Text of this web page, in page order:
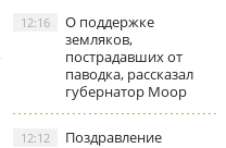
О поддержке
земляков,
пострадавших от
паводка, рассказал
губернатор Моор
12:16
Поздравление
12:12